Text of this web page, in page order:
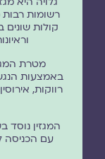
רשומות רבות
קולות
מטרת
באמצעות
רווקות,